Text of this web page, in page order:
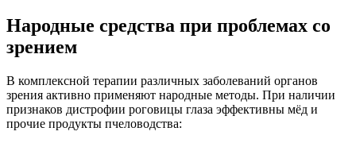
Народные средства при проблемах со
зрением
В комплексной терапии различных заболеваний органов
зрения активно применяют народные методы. При наличии
признаков дистрофии роговицы глаза эффективны мёд и
прочие продукты пчеловодства: